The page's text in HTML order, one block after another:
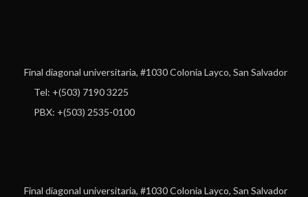
Final diagonal universitaria, #1030 Colonia Layco, San Salvador
Tel: +(503) 7190 3225
PBX: +(503) 2535-0100
Final diagonal universitaria, #1030 Colonia Layco, San Salvador